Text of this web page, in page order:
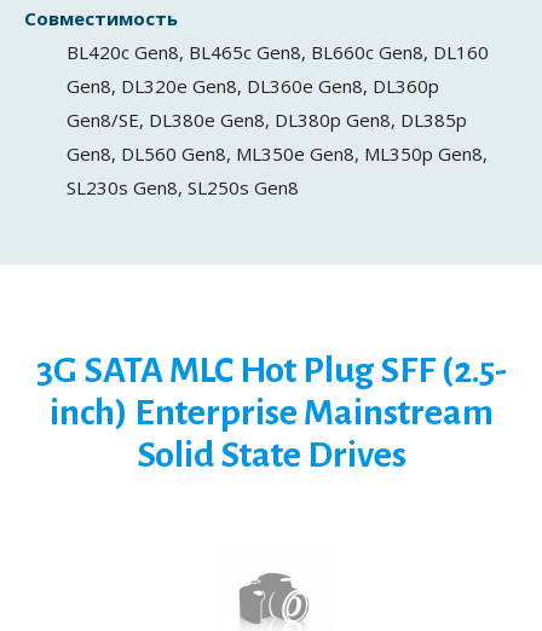
Совместимость
BL420c Gen8, BL465c Gen8, BL660c Gen8, DL160
Gen8, DL320e Gen8, DL360e Gen8, DL360p
Gen8/SE, DL380e Gen8, DL380p Gen8, DL385p
Gen8, DL560 Gen8, ML350e Gen8, ML350p Gen8,
SL230s Gen8, SL250s Gen8
3G SATA MLC Hot Plug SFF (2.5-
inch) Enterprise Mainstream
Solid State Drives